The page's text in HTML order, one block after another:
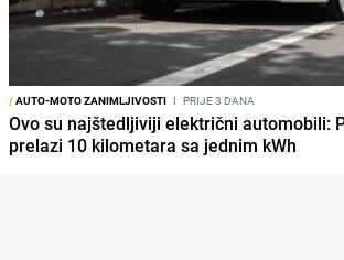
/AUTO-MOTO ZANIMLJIVOSTI I PRIJE 3 DANA
Ovo su najštedljiviji električni automobili:
prelazi 10 kilometara sa jednim kWh